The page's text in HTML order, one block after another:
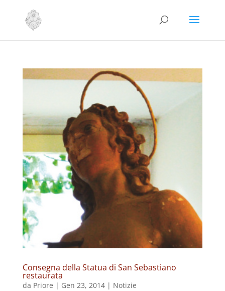
Consegna della Statua di San Sebastiano
restaurata
da Priore | Gen 23, 2014| Notizie